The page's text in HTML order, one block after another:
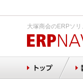
大塚商会のERPソ